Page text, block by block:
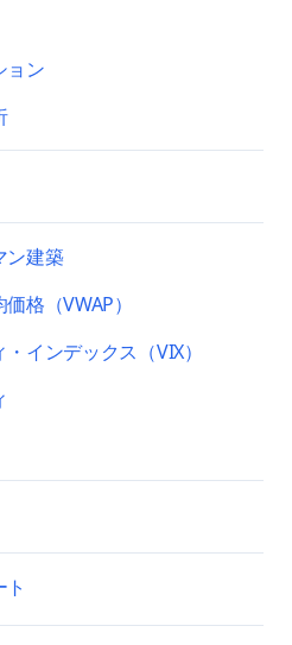
ョン
ン建築
格（VWAP）
インデックス（VIX）